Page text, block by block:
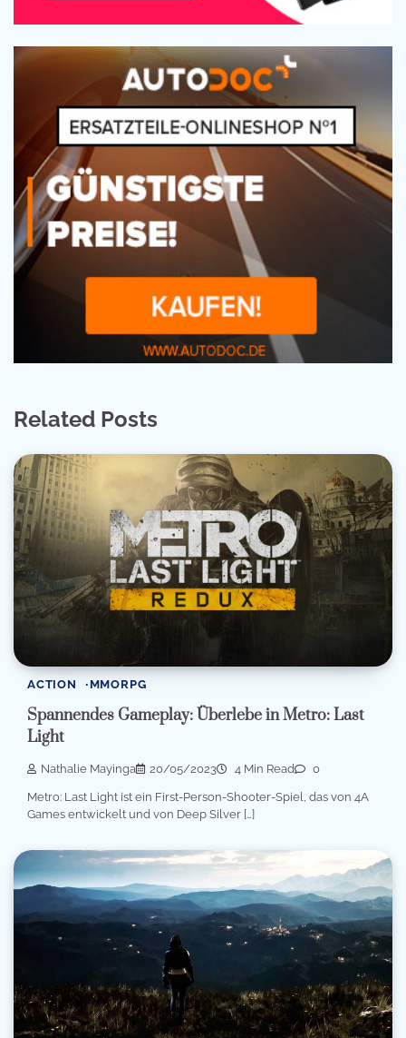
Related Posts
ACTION MMORPG
Spannendes Gameplay: Überlebe in Metro: Last
Light
Nathalie Mayinga 20/05/2023 4 Min Read 0
Metro: Last Light ist ein First-Person-Shooter-Spiel, das von 4A
Games entwickelt und von Deep Silver […]